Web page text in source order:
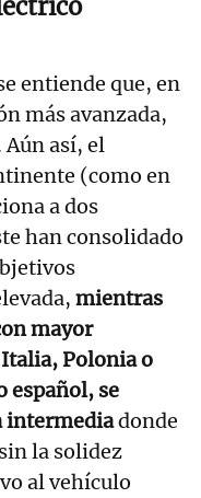
entiende que, en
más avanzada,
Aún así, el
(como en
a dos
han consolidado
mientras
mayor
Italia, Polonia o
español, se
intermediadonde
la solidez
al vehículo